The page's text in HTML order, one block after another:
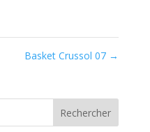
Basket Crussol 07 →
Rechercher